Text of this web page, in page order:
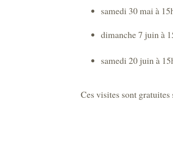
samedi 30 mai à
dimanche 7 juin à
samedi 20 juin à
Ces visites sont